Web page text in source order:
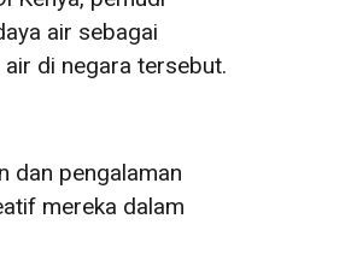
air sebagai
di negara tersebut.
dan pengalaman
mereka dalam